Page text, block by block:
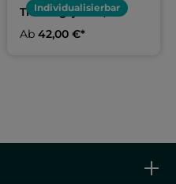
Individualisierbar
Trainingsjacke,
SV Delphin
Ab 42,00 €*